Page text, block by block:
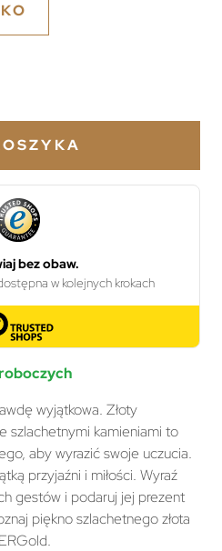
wyjątkowa. Złoty
szlachetnymi kamieniami to
aby wyrazić swoje uczucia.
przyjaźni i miłości. Wyraź
gestów i podaruj jej prezent
piękno szlachetnego złota